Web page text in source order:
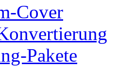
Cover
Pakete